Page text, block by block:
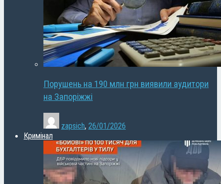
Порушень на 190 млн грн виявили аудитори
на Запоріжжі
zapsich, 26/01/2026
Кримінал